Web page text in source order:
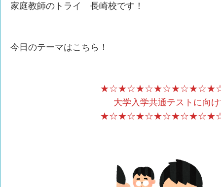
家庭教師のトライ 長崎校です！
今日のテーマはこちら！
大学入学共通テストに向